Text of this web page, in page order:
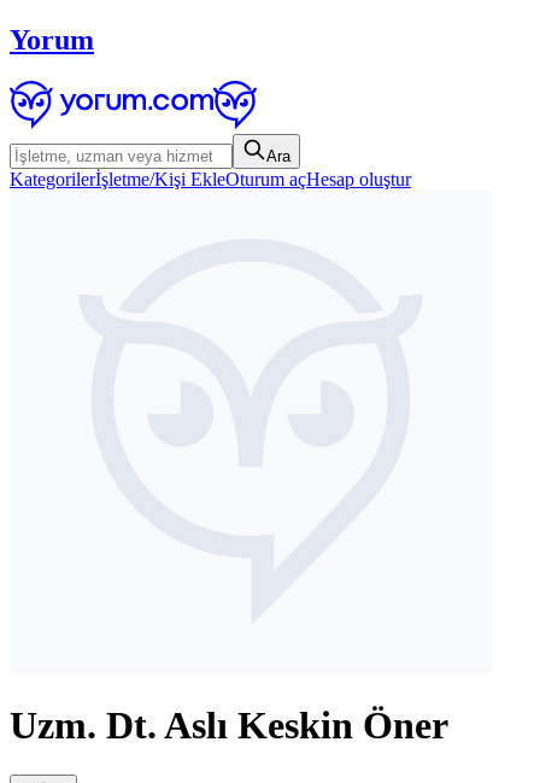
Yorum
Ara
Kategorilerİşletme/Kişi EkleOturum açHesap oluştur
Uzm. Dt. Aslı Keskin Öner